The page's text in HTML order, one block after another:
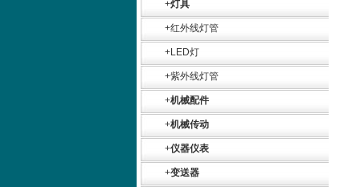
+灯具
+红外线灯管
+LED灯
+紫外线灯管
+机械配件
+机械传动
+仪器仪表
+变送器